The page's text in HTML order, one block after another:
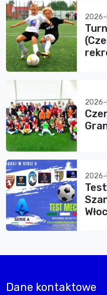
2026-
Dane kontaktowe